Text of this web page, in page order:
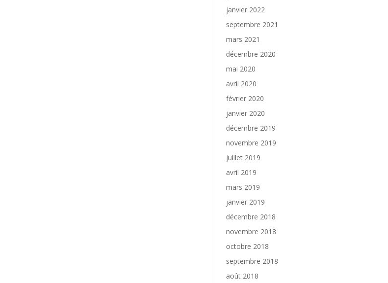
janvier 2022
septembre 2021
mars 2021
décembre 2020
mai 2020
avril 2020
février 2020
janvier 2020
décembre 2019
novembre 2019
juillet 2019
avril 2019
mars 2019
janvier 2019
décembre 2018
novembre 2018
octobre 2018
septembre 2018
août 2018